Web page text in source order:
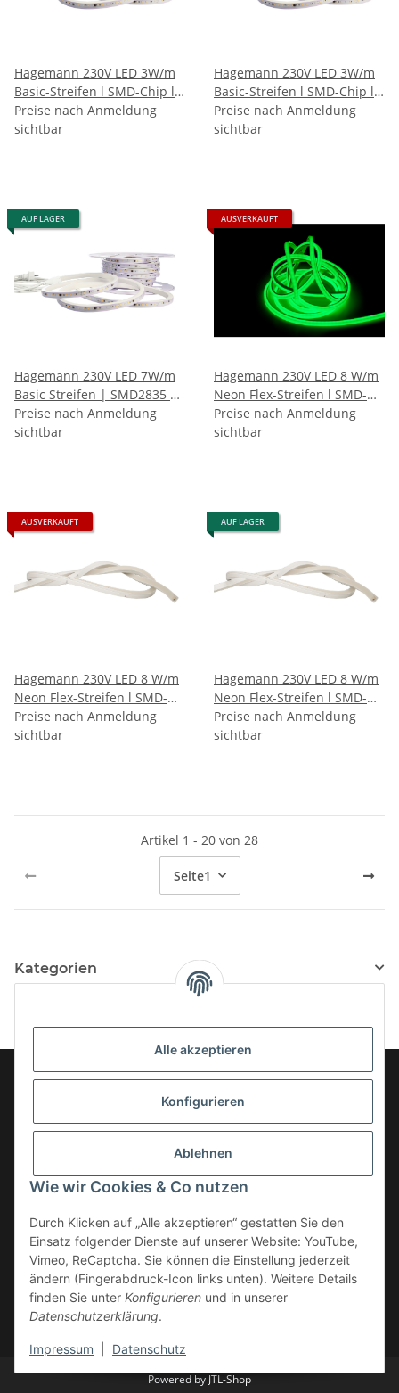
Alle akzeptieren
Konfigurieren
Ablehnen
Wie wir Cookies & Co nutzen
Durch Klicken auf „Alle akzeptieren“ gestatten Sie den
Einsatz folgender Dienste auf unserer Website: YouTube,
Vimeo, ReCaptcha. Sie können die Einstellung jederzeit
ändern (Fingerabdruck-Icon links unten). Weitere Details
finden Sie unter Konfigurieren und in unserer
Datenschutzerklärung.
Impressum Datenschutz
Hagemann 230V LED 3W/m
Basic-Streifen l SMD-Chip l
72 LEDs/m l IP65 l
Neutralweiß (4000K)
Preise nach Anmeldung
sichtbar
Hagemann 230V LED 3W/m
Basic-Streifen l SMD-Chip l
72 LEDs/m l IP65 l
Warmweiß (3000K)
Preise nach Anmeldung
sichtbar
AUF LAGER
Hagemann 230V LED 7W/m
Basic Streifen | SMD2835 |
120LEDs/m | IP65 |
Warmweiß (3000K)
Preise nach Anmeldung
sichtbar
AUSVERKAUFT
Hagemann 230V LED 8 W/m
Neon Flex-Streifen l SMD-
Chip l 120 LEDs/m l IP65 l
820 lm/m l CRI>80 l Grün
Preise nach Anmeldung
sichtbar
AUSVERKAUFT
Hagemann 230V LED 8 W/m
Neon Flex-Streifen l SMD-
Chip l 120 LEDs/m l IP65 l
820LM/m l CRI>80 l Blau
Preise nach Anmeldung
sichtbar
AUF LAGER
Hagemann 230V LED 8 W/m
Neon Flex-Streifen l SMD-
Chip l 120 LEDs/m l IP65 l
820LM/m l CRI>80 l Kaltweiß
Preise nach Anmeldung
sichtbar
Artikel 1 - 20 von 28
Seite1
Kategorien
Gesetzliche Informationen
Powered by JTL-Shop